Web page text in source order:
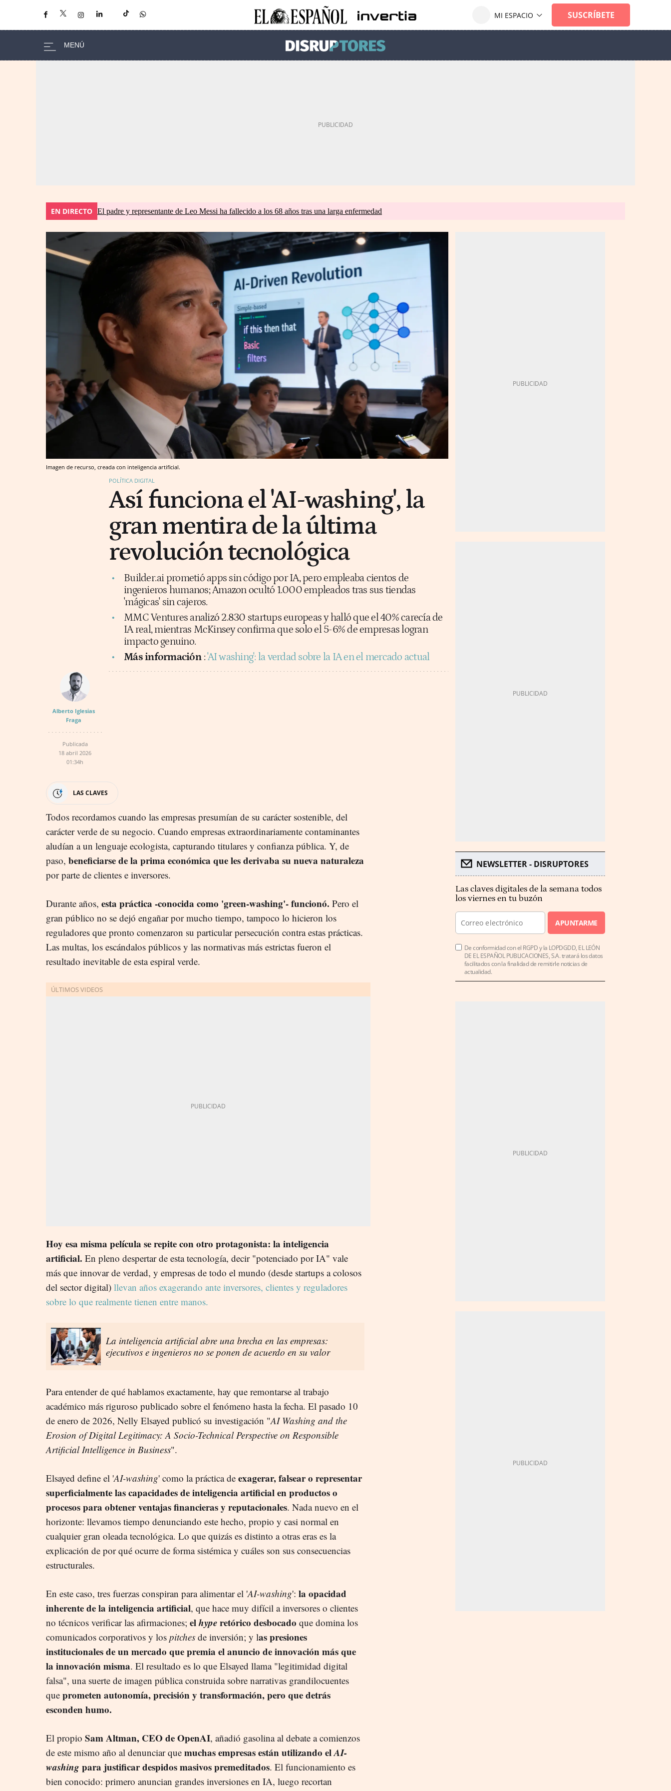
EN DIRECTO El padre y representante de Leo Messi ha fallecido a los 68 años tras una larga enfermedad
Imagen de recurso, creada con inteligencia artificial.
POLÍTICA DIGITAL
Así funciona el 'AI-washing', la
gran mentira de la última
revolución tecnológica
Builder.ai prometió apps sin código por IA, pero empleaba cientos de
ingenieros humanos; Amazon ocultó 1.000 empleados tras sus tiendas
'mágicas' sin cajeros.
MMC Ventures analizó 2.830 startups europeas y halló que el 40% carecía de
IA real, mientras McKinsey confirma que solo el 5-6% de empresas logran
impacto genuino.
Más información :'AI washing': la verdad sobre la IA en el mercado actual
Alberto Iglesias
Fraga
Publicada
18 abril 2026
01:34h
LAS CLAVES
Todos recordamos cuando las empresas presumían de su carácter sostenible, del
carácter verde de su negocio. Cuando empresas extraordinariamente contaminantes
aludían a un lenguaje ecologista, capturando titulares y confianza pública. Y, de
paso, beneficiarse de la prima económica que les derivaba su nueva naturaleza
por parte de clientes e inversores.
Durante años, esta práctica -conocida como 'green-washing'- funcionó. Pero el
gran público no se dejó engañar por mucho tiempo, tampoco lo hicieron los
reguladores que pronto comenzaron su particular persecución contra estas prácticas.
Las multas, los escándalos públicos y las normativas más estrictas fueron el
resultado inevitable de esta espiral verde.
Hoy esa misma película se repite con otro protagonista: la inteligencia
artificial. En pleno despertar de esta tecnología, decir "potenciado por IA" vale
más que innovar de verdad, y empresas de todo el mundo (desde startups a colosos
del sector digital) llevan años exagerando ante inversores, clientes y reguladores
sobre lo que realmente tienen entre manos.
La inteligencia artificial abre una brecha en las empresas:
ejecutivos e ingenieros no se ponen de acuerdo en su valor
Para entender de qué hablamos exactamente, hay que remontarse al trabajo
académico más riguroso publicado sobre el fenómeno hasta la fecha. El pasado 10
de enero de 2026, Nelly Elsayed publicó su investigación "AI Washing and the
Erosion of Digital Legitimacy: A Socio-Technical Perspective on Responsible
Artificial Intelligence in Business".
Elsayed define el 'AI-washing' como la práctica de exagerar, falsear o representar
superficialmente las capacidades de inteligencia artificial en productos o
procesos para obtener ventajas financieras y reputacionales. Nada nuevo en el
horizonte: llevamos tiempo denunciando este hecho, propio y casi normal en
cualquier gran oleada tecnológica. Lo que quizás es distinto a otras eras es la
explicación de por qué ocurre de forma sistémica y cuáles son sus consecuencias
estructurales.
En este caso, tres fuerzas conspiran para alimentar el 'AI-washing': la opacidad
inherente de la inteligencia artificial, que hace muy difícil a inversores o clientes
no técnicos verificar las afirmaciones; elhyperetórico desbocado que domina los
comunicados corporativos y los pitches de inversión; y las presiones
institucionales de un mercado que premia el anuncio de innovación más que
la innovación misma. El resultado es lo que Elsayed llama "legitimidad digital
falsa", una suerte de imagen pública construida sobre narrativas grandilocuentes
que prometen autonomía, precisión y transformación, pero que detrás
esconden humo.
El propio Sam Altman, CEO de OpenAI, añadió gasolina al debate a comienzos
de este mismo año al denunciar que muchas empresas están utilizando elAI-
washing para justificar despidos masivos premeditados. El funcionamiento es
bien conocido: primero anuncian grandes inversiones en IA, luego recortan
NEWSLETTER - DISRUPTORES
Las claves digitales de la semana todos
los viernes en tu buzón
APUNTARME
De conformidad con el RGPD y la LOPDGDD, EL LEÓN
DE EL ESPAÑOL PUBLICACIONES, S.A. tratará los datos
facilitados con la finalidad de remitirle noticias de
actualidad.